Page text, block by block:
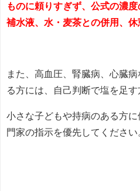
ものに頼りすぎず、公式の濃
補水液、水・麦茶との併用、休
また、高血圧、腎臓病、心臓
る方には、自己判断で塩を足す
小さな子どもや持病のある方
門家の指示を優先してください